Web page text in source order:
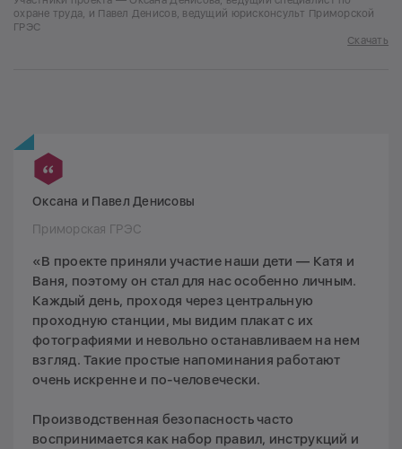
охране труда, и Павел Денисов, ведущий юрисконсульт Приморской
ГРЭС
Скачать
Оксана и Павел Денисовы
Приморская ГРЭС
«В проекте приняли участие наши дети — Катя и
Ваня, поэтому он стал для нас особенно личным.
Каждый день, проходя через центральную
проходную станции, мы видим плакат с их
фотографиями и невольно останавливаем на нем
взгляд. Такие простые напоминания работают
очень искренне и по-человечески.
Производственная безопасность часто
воспринимается как набор правил, инструкций и